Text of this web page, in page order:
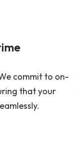
commit to on-
that your